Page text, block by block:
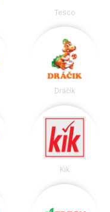
Tesco
Dráčik
Kik